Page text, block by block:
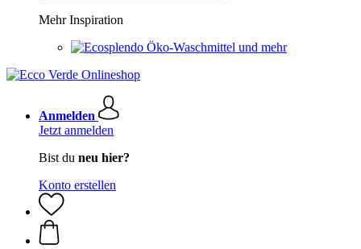
Mehr Inspiration
Öko-Waschmittel und mehr
Anmelden
Jetzt anmelden
Bist du neu hier?
Konto erstellen